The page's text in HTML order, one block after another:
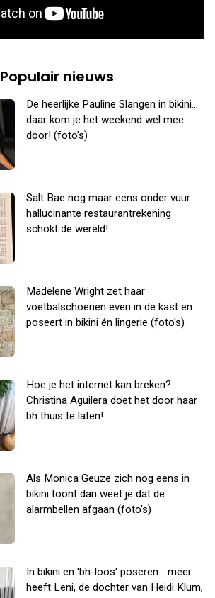
Populair nieuws
De heerlijke Pauline Slangen in bikini...
daar kom je het weekend wel mee
door! (foto's)
Salt Bae nog maar eens onder vuur:
hallucinante restaurantrekening
schokt de wereld!
Madelene Wright zet haar
voetbalschoenen even in de kast en
poseert in bikini én lingerie (foto's)
Hoe je het internet kan breken?
Christina Aguilera doet het door haar
bh thuis te laten!
Als Monica Geuze zich nog eens in
bikini toont dan weet je dat de
alarmbellen afgaan (foto's)
In bikini en 'bh-loos' poseren... meer
heeft Leni, de dochter van Heidi Klum,